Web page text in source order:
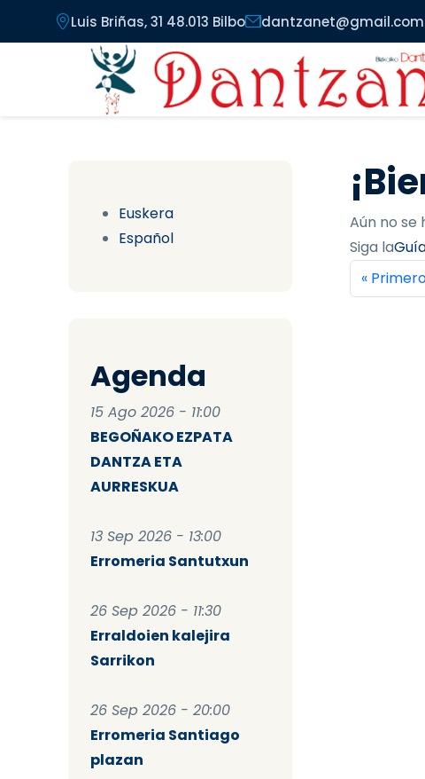
Pasar al contenido principal
Luis Briñas, 31 48.013 Bilbo dantzanet@gmail.com
Euskera
Español
Agenda
15 Ago 2026 - 11:00
BEGOÑAKO EZPATA
DANTZA ETA
AURRESKUA
13 Sep 2026 - 13:00
Erromeria Santutxun
26 Sep 2026 - 11:30
Erraldoien kalejira
Sarrikon
26 Sep 2026 - 20:00
Erromeria Santiago
plazan
Aún no se
Siga la
Primera
«